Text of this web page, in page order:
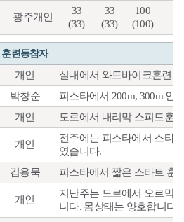
광주개인
33
(33)
33
(33)
100
(100)
훈련동참자
개인 실내에서 와트바이크훈련
박창순 피스타에서 200m, 300m 인
개인 도로에서 내리막 스피드훈
개인
전주에는 피스타에서 스타
였습니다.
김용묵 피스타에서 짧은 스타트 훈
개인
지난주는 도로에서 오르막
니다. 몸상태는 양호합니다.